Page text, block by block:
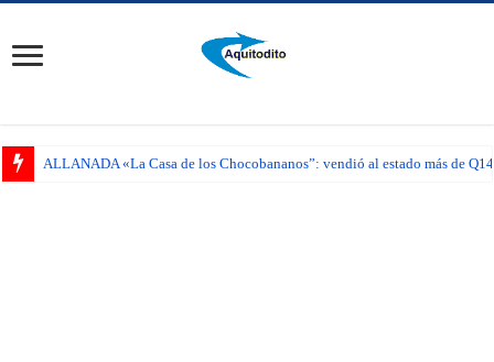
ALLANADA «La Casa de los Chocobananos”: vendió al estado más de